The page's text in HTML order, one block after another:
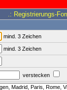
.: Registrierungs-
mind. 3 Zeichen
mind. 3 Zeichen
verstecken